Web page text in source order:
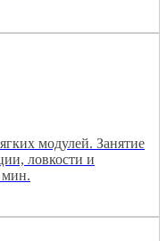
модулей. Занятие
ловкости и
мин.